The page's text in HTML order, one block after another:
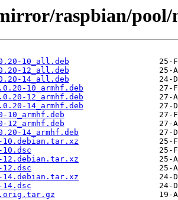
raspbian/
10_all.deb
12_all.deb
14_all.deb
10_armhf.deb
12_armhf.deb
14_armhf.deb
14_armhf.deb